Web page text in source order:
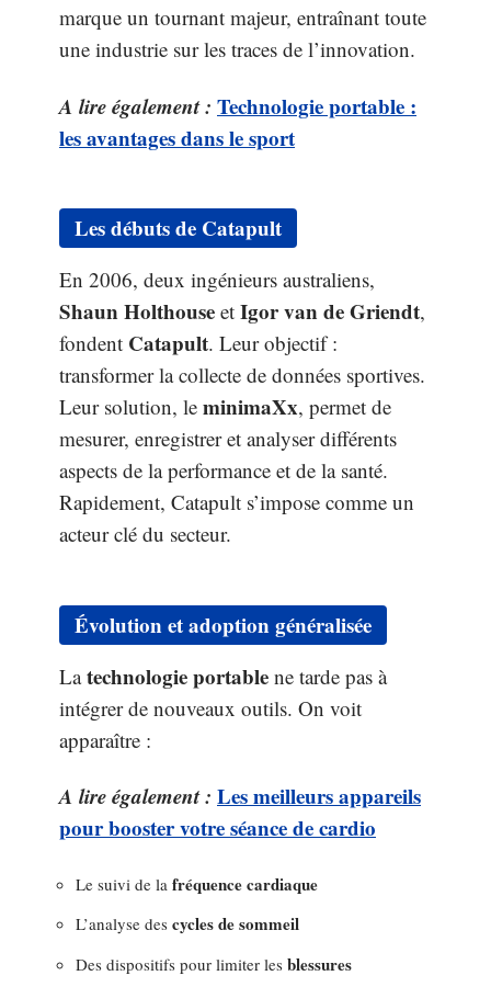
marque un tournant majeur, entraînant toute
une industrie sur les traces de l’innovation.
A lire également : Technologie portable :
les avantages dans le sport
Les débuts de Catapult
En 2006, deux ingénieurs australiens,
Shaun Holthouse et Igor van de Griendt,
fondent Catapult. Leur objectif :
transformer la collecte de données sportives.
Leur solution, le minimaXx, permet de
mesurer, enregistrer et analyser différents
aspects de la performance et de la santé.
Rapidement, Catapult s’impose comme un
acteur clé du secteur.
Évolution et adoption généralisée
Latechnologie portable ne tarde pas à
intégrer de nouveaux outils. On voit
apparaître :
A lire également : Les meilleurs appareils
pour booster votre séance de cardio
Le suivi de la fréquence cardiaque
L’analyse des cycles de sommeil
Des dispositifs pour limiter les blessures